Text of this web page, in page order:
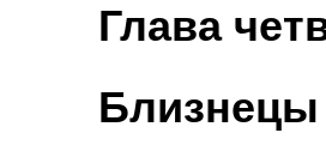
Глава
Близнецы